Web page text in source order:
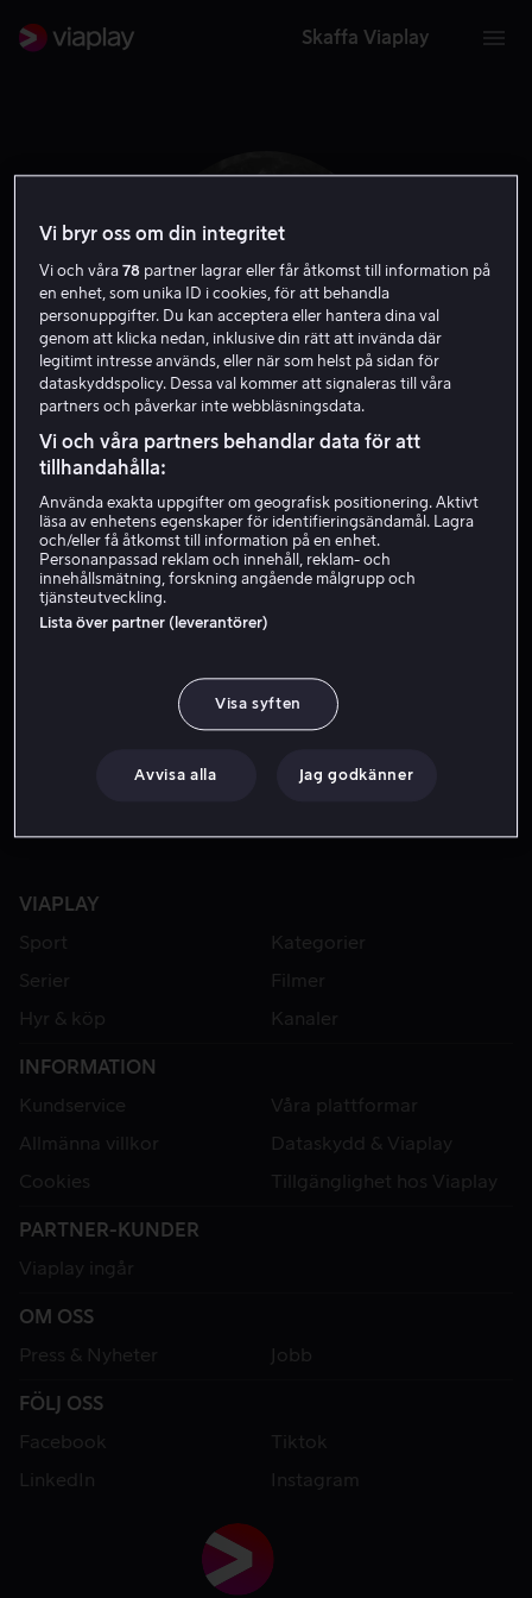
Skaffa Viaplay
Jerry Paris
VIAPLAY
Sport
Kategorier
Serier
Filmer
Hyr & köp
Kanaler
INFORMATION
Kundservice
Våra plattformar
Allmänna villkor
Dataskydd & Viaplay
Cookies
Tillgänglighet hos Viaplay
PARTNER-KUNDER
Viaplay ingår
OM OSS
Press & Nyheter
Jobb
FÖLJ OSS
Facebook
Tiktok
LinkedIn
Instagram
Vi bryr oss om din integritet
Vi och våra78 partner lagrar eller får åtkomst till information på
en enhet, som unika ID i cookies, för att behandla
personuppgifter. Du kan acceptera eller hantera dina val
genom att klicka nedan, inklusive din rätt att invända där
legitimt intresse används, eller när som helst på sidan för
dataskyddspolicy. Dessa val kommer att signaleras till våra
partners och påverkar inte webbläsningsdata.
Vi och våra partners behandlar data för att
tillhandahålla:
Använda exakta uppgifter om geografisk positionering. Aktivt
läsa av enhetens egenskaper för identifieringsändamål. Lagra
och/eller få åtkomst till information på en enhet.
Personanpassad reklam och innehåll, reklam- och
innehållsmätning, forskning angående målgrupp och
tjänsteutveckling.
Lista över partner (leverantörer)
Visa syften
Avvisa alla Jag godkänner